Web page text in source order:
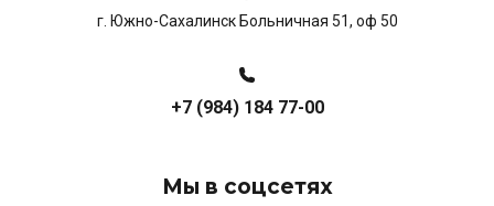
г. Южно-Сахалинск Больничная 51, оф 50
+7 (984) 184 77-00
Мы в соцсетях